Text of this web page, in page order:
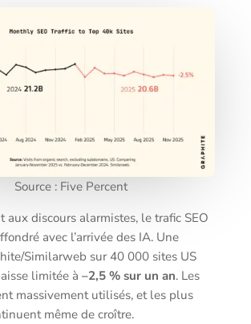
Source : Five Percent
aux discours alarmistes, le trafic SEO
avec l’arrivée des IA. Une
Similarweb sur 40 000 sites US
limitée à –2,5 % sur un an. Les
massivement utilisés, et les plus
même de croître.